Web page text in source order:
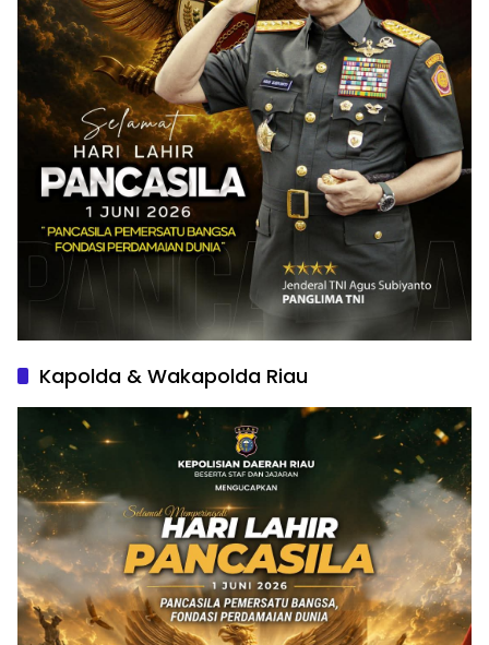
Kapolda & Wakapolda Riau